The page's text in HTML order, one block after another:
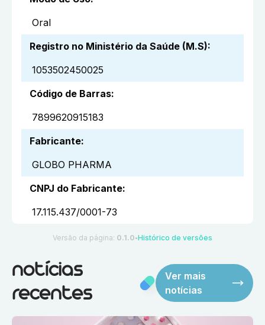
Oral
Registro no Ministério da Saúde (M.S):
1053502450025
Código de Barras:
7899620915183
Fabricante:
GLOBO PHARMA
CNPJ do Fabricante:
17.115.437/0001-73
Versão da página: 0.1.0 ●Histórico de versões
notícias
recentes
Ver mais
notícias